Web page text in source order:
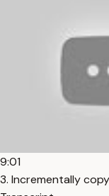
9:01
3. Incrementally